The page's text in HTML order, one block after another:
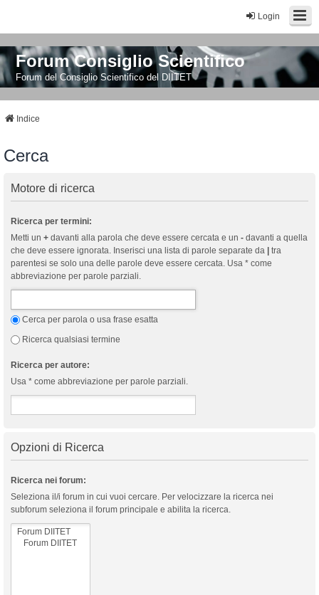
Login
Forum Consiglio Scientifico
Forum del Consiglio Scientifico del DIITET
Indice
Cerca
Motore di ricerca
Ricerca per termini:
Metti un + davanti alla parola che deve essere cercata e un - davanti a quella
che deve essere ignorata. Inserisci una lista di parole separate da
tra
parentesi se solo una delle parole deve essere cercata. Usa * come
abbreviazione per parole parziali.
Cerca per parola o usa frase esatta
Ricerca qualsiasi termine
Ricerca per autore:
Usa * come abbreviazione per parole parziali.
Opzioni di Ricerca
Ricerca nei forum:
Seleziona il/i forum in cui vuoi cercare. Per velocizzare la ricerca nei
subforum seleziona il forum principale e abilita la ricerca.